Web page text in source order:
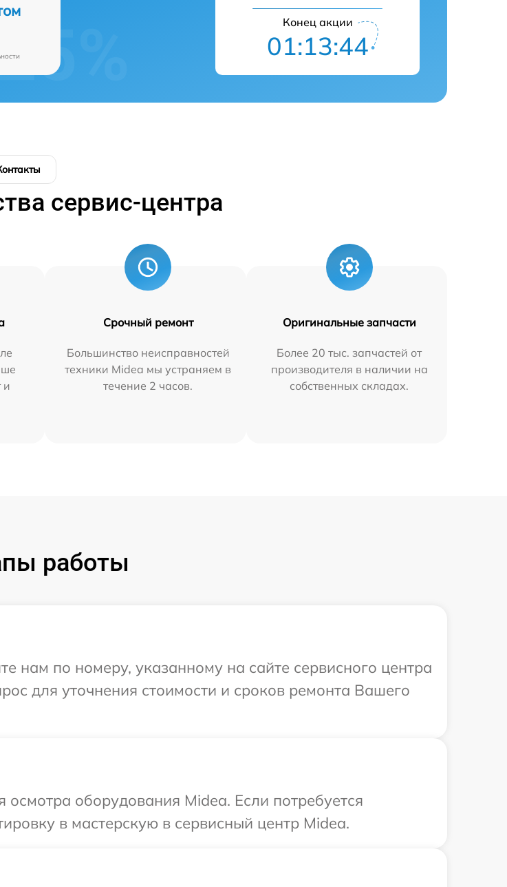
Конец акции
01:13:43
сервис-центра
и
Срочный ремонт
Большинство неисправностей
техники Midea мы устраняем в
течение 2 часов.
Оригинальные запчасти
Более 20 тыс. запчастей от
производителя в наличии на
собственных складах.
работы
нам по номеру, указанному на сайте сервисного центра
для уточнения стоимости и сроков ремонта Вашего
оборудования Midea. Если потребуется
в мастерскую в сервисный центр Midea.